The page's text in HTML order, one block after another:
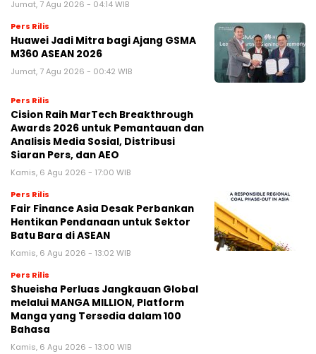
Jumat, 7 Agu 2026 - 04:14 WIB
Pers Rilis
Huawei Jadi Mitra bagi Ajang GSMA
M360 ASEAN 2026
Jumat, 7 Agu 2026 - 00:42 WIB
Pers Rilis
Cision Raih MarTech Breakthrough
Awards 2026 untuk Pemantauan dan
Analisis Media Sosial, Distribusi
Siaran Pers, dan AEO
Kamis, 6 Agu 2026 - 17:00 WIB
Pers Rilis
Fair Finance Asia Desak Perbankan
Hentikan Pendanaan untuk Sektor
Batu Bara di ASEAN
Kamis, 6 Agu 2026 - 13:02 WIB
Pers Rilis
Shueisha Perluas Jangkauan Global
melalui MANGA MILLION, Platform
Manga yang Tersedia dalam 100
Bahasa
Kamis, 6 Agu 2026 - 13:00 WIB